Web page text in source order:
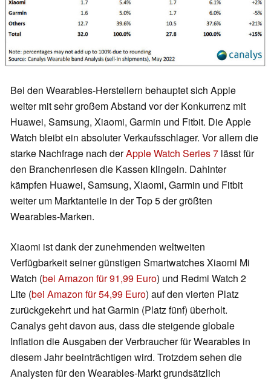
Bei den Wearables-Herstellern behauptet sich Apple
weiter mit sehr großem Abstand vor der Konkurrenz mit
Huawei, Samsung, Xiaomi, Garmin und Fitbit. Die Apple
Watch bleibt ein absoluter Verkaufsschlager. Vor allem die
starke Nachfrage nach derApple Watch Series 7 lässt für
den Branchenriesen die Kassen klingeln. Dahinter
kämpfen Huawei, Samsung, Xiaomi, Garmin und Fitbit
weiter um Marktanteile in der Top 5 der größten
Wearables-Marken.
Xiaomi ist dank der zunehmenden weltweiten
Verfügbarkeit seiner günstigen Smartwatches Xiaomi Mi
Watch (bei Amazon für 91,99 Euro) und Redmi Watch 2
Lite (bei Amazon für 54,99 Euro) auf den vierten Platz
zurückgekehrt und hat Garmin (Platz fünf) überholt.
Canalys geht davon aus, dass die steigende globale
Inflation die Ausgaben der Verbraucher für Wearables in
diesem Jahr beeinträchtigen wird. Trotzdem sehen die
Analysten für den Wearables-Markt grundsätzlich